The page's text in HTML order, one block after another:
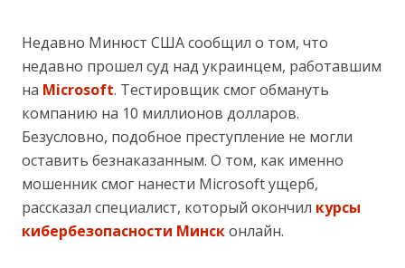
Недавно Минюст США сообщил о том, что
недавно прошел суд над украинцем, работавшим
на Microsoft. Тестировщик смог обмануть
компанию на 10 миллионов долларов.
Безусловно, подобное преступление не могли
оставить безнаказанным. О том, как именно
мошенник смог нанести Microsoft ущерб,
рассказал специалист, который окончил курсы
кибербезопасности Минсконлайн.